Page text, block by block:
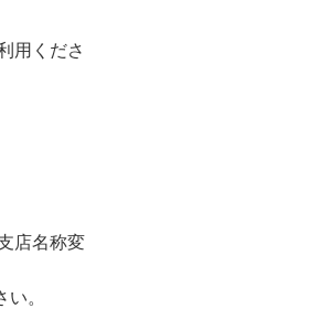
用くださ
店名称変
。